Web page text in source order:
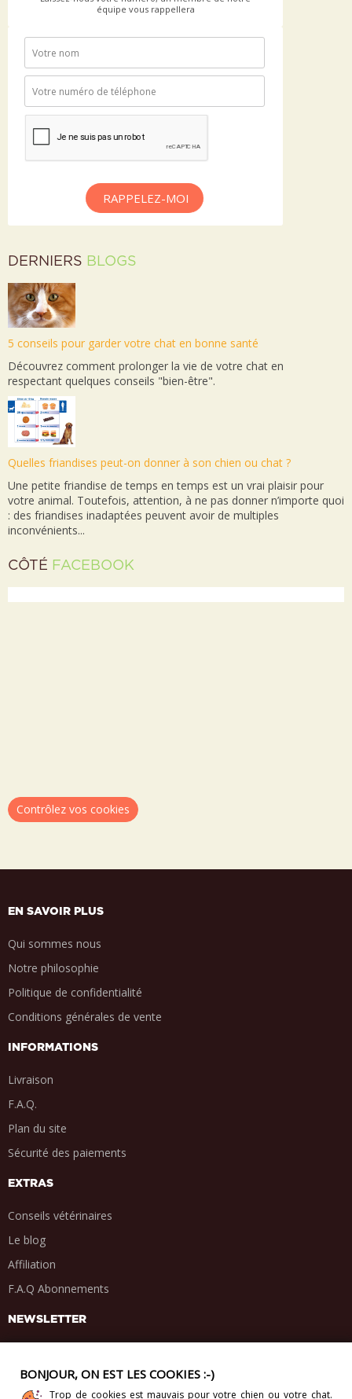
équipe vous rappellera
RAPPELEZ-MOI
DERNIERS BLOGS
5 conseils pour garder votre chat en bonne santé
Découvrez comment prolonger la vie de votre chat en
respectant quelques conseils "bien-être".
Quelles friandises peut-on donner à son chien ou chat ?
Une petite friandise de temps en temps est un vrai plaisir pour
votre animal. Toutefois, attention, à ne pas donner n’importe quoi
: des friandises inadaptées peuvent avoir de multiples
inconvénients...
CÔTÉ FACEBOOK
Contrôlez vos cookies
EN SAVOIR PLUS
Qui sommes nous
Notre philosophie
Politique de confidentialité
Conditions générales de vente
INFORMATIONS
Livraison
F.A.Q.
Plan du site
Sécurité des paiements
EXTRAS
Conseils vétérinaires
Le blog
Affiliation
F.A.Q Abonnements
NEWSLETTER
PARTAGE SOCIAL
BONJOUR, ON EST LES COOKIES :-)
Trop de cookies est mauvais pour votre chien ou votre chat.